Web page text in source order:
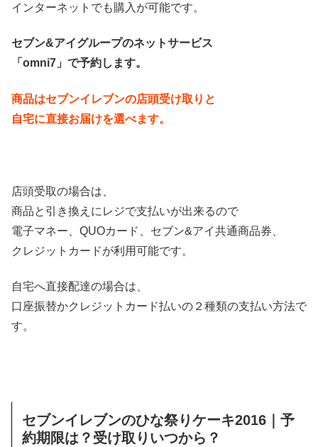
インターネットでも購入が可能です。
セブン&アイグループのネットサービス
「omni7」で予約します。
商品はセブンイレブンの店頭受け取りと
自宅に直接お届けを選べます。
店頭受取の場合は、
商品と引き換えにレジで支払いが出来るので
電子マネー、QUOカード、セブン&アイ共通商品券、
クレジットカードが利用可能です。
自宅へ直接配達の場合は、
口座振替かクレジットカード払いの２種類の支払い方法で
す。
セブンイレブンのひな祭りケーキ2016｜予
約期限は？受け取りいつから？